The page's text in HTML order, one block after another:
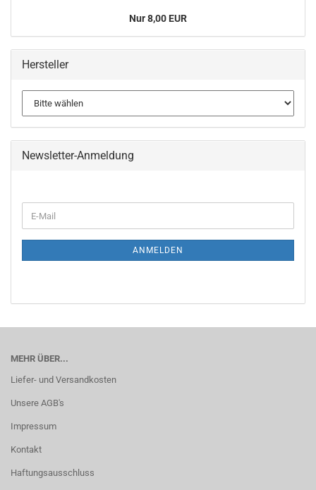
Nur 8,00 EUR
Hersteller
Newsletter-Anmeldung
ZUR
E-
Mail
ANMELDEN
MEHR ÜBER...
Liefer- und Versandkosten
Unsere AGB's
Impressum
Kontakt
Haftungsausschluss